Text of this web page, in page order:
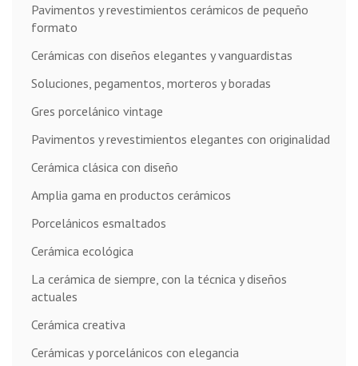
Pavimentos y revestimientos cerámicos de pequeño
formato
Cerámicas con diseños elegantes y vanguardistas
Soluciones, pegamentos, morteros y boradas
Gres porcelánico vintage
Pavimentos y revestimientos elegantes con originalidad
Cerámica clásica con diseño
Amplia gama en productos cerámicos
Porcelánicos esmaltados
Cerámica ecológica
La cerámica de siempre, con la técnica y diseños
actuales
Cerámica creativa
Cerámicas y porcelánicos con elegancia